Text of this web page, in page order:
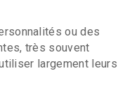
ou des
très souvent
largement leurs